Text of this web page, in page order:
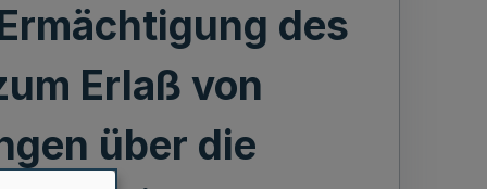
des
Erlaß von
über die